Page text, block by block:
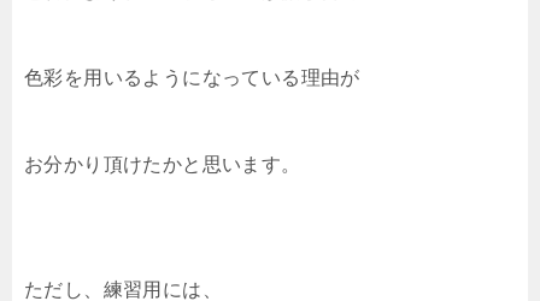
色彩を用いるようになっている理由が
お分かり頂けたかと思います。
ただし、練習用には、